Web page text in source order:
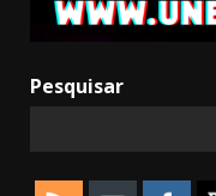
Pesquisar